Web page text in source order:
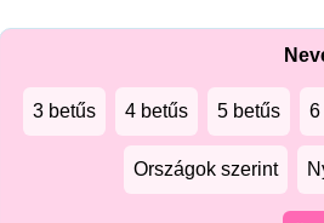
3 betűs 4 betűs 5 betűs 6
Országok szerint